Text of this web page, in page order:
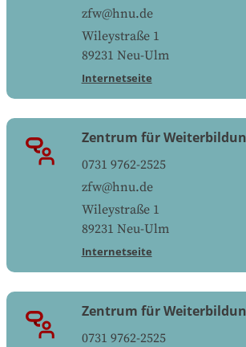
zfw@hnu.de
Wileystraße 1
89231 Neu-Ulm
Internetseite
Zentrum für
0731 9762-2525
zfw@hnu.de
Wileystraße 1
89231 Neu-Ulm
Internetseite
Zentrum für
0731 9762-2525